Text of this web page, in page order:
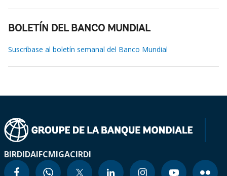
BOLETÍN DEL BANCO MUNDIAL
Suscríbase al boletín semanal del Banco Mundial
BIRDIDAIFCMIGACIRDI